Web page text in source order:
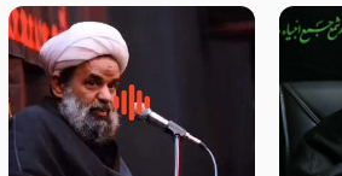
روضه جانسوز پاره های جگر امام